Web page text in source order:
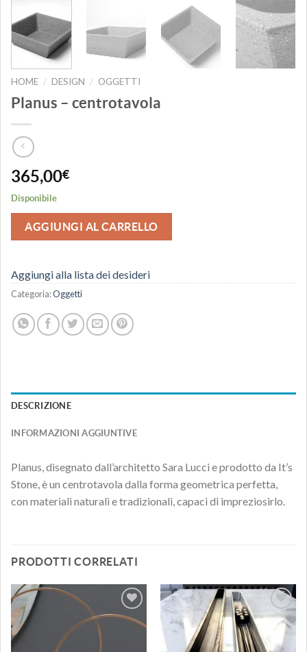
HOME / DESIGN / OGGETTI
Planus – centrotavola
365,00€
Disponibile
AGGIUNGI AL CARRELLO
Aggiungi alla lista dei desideri
Categoria:Oggetti
DESCRIZIONE
INFORMAZIONI AGGIUNTIVE
Planus, disegnato dall’architetto Sara Lucci e prodotto da It’s
Stone, è un centrotavola dalla forma geometrica perfetta,
con materiali naturali e tradizionali, capaci di impreziosirlo.
PRODOTTI CORRELATI
Aggiungi
Aggiungi
alla lista
dei
desideri